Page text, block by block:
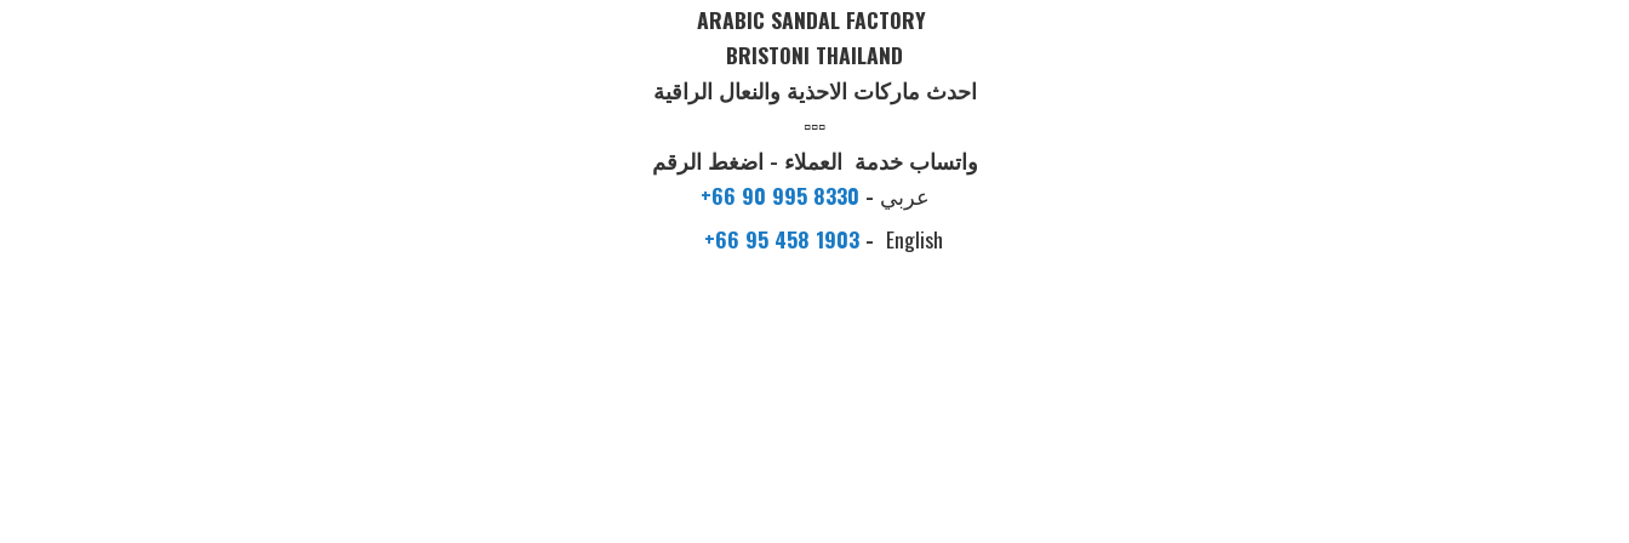
ARABIC SANDAL FACTORY
BRISTONI THAILAND
احدث ماركات الاحذية والنعال الراقية
▫️▫️▫️
واتساب خدمة العملاء - اضغط الرقم
+66 90 995 8330 - عربي
+66 95 458 1903 - English